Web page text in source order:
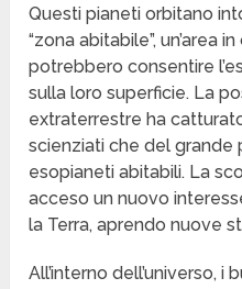
Questi pianeti orbitano
“zona abitabile”, un’area
potrebbero consentire
sulla loro superficie. La
extraterrestre ha
scienziati che del grande
esopianeti abitabili. La
acceso un nuovo
la Terra, aprendo nuove
All’interno dell’universo, i